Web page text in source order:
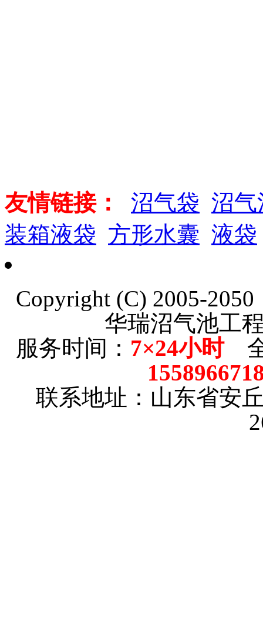
友情链接： 沼气袋 沼气
装箱液袋 方形水囊 液袋
Copyright (C) 2005-
华瑞沼气池工
服务时间： 7×24小时全
联系地址：山东省安